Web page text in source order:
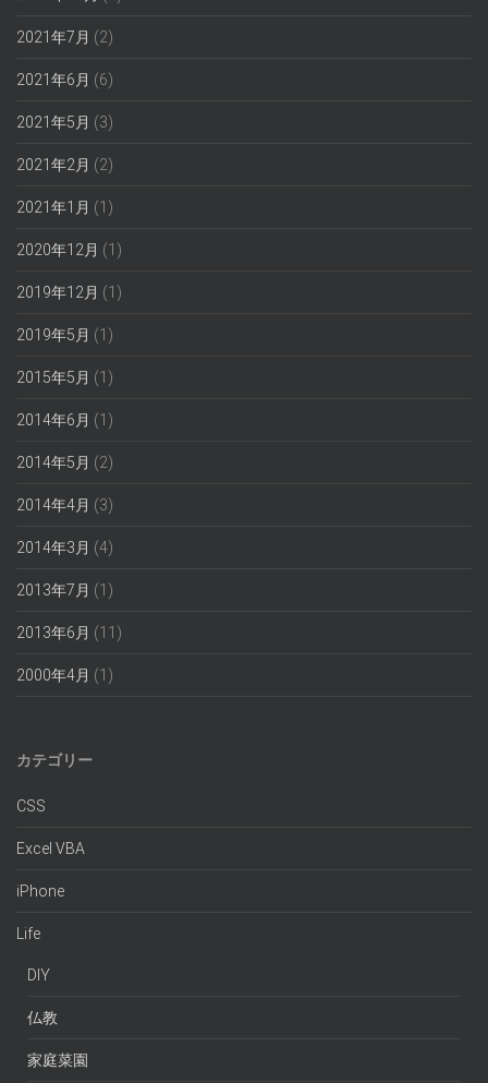
2021年7月 (2)
2021年6月 (6)
2021年5月 (3)
2021年2月 (2)
2021年1月 (1)
2020年12月 (1)
2019年12月 (1)
2019年5月 (1)
2015年5月 (1)
2014年6月 (1)
2014年5月 (2)
2014年4月 (3)
2014年3月 (4)
2013年7月 (1)
2013年6月 (11)
2000年4月 (1)
カテゴリー
CSS
Excel VBA
iPhone
Life
DIY
仏教
家庭菜園